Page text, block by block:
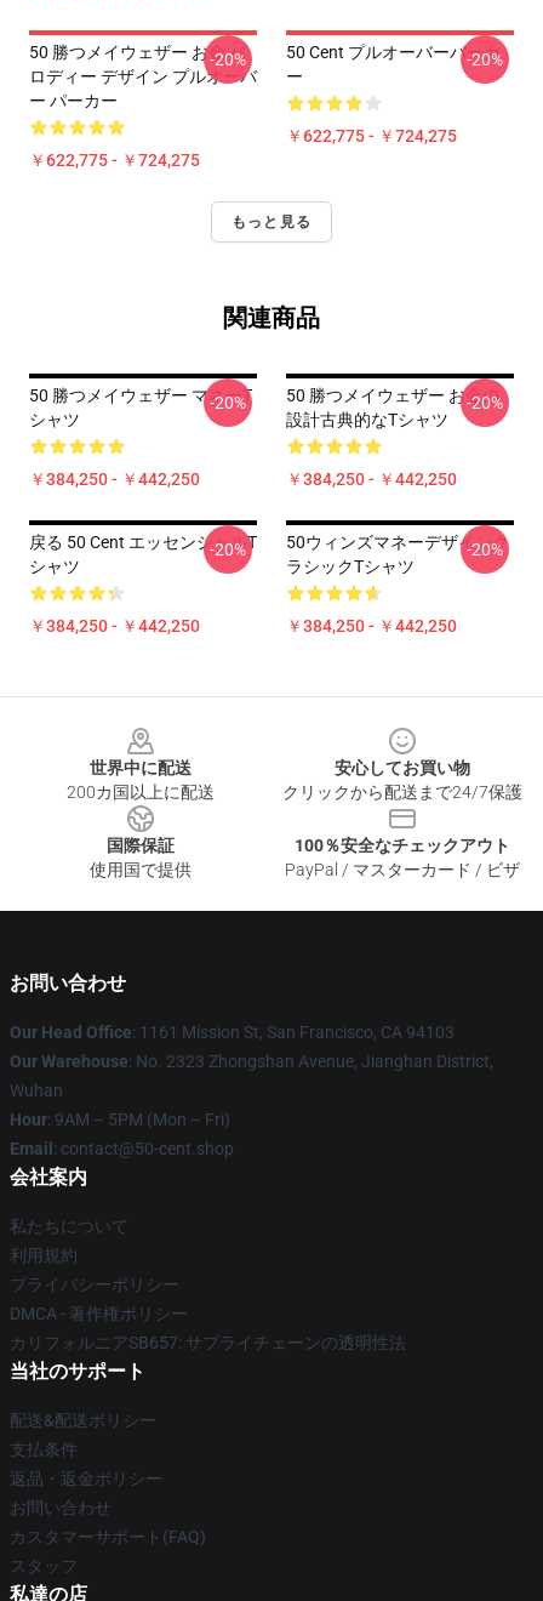
50 勝つメイウェザー お金 パ
ロディー デザイン プルオーバ
ー パーカー
￥622,775 - ￥724,275
-20%
50 Cent プルオーバーパーカ
ー
￥622,775 - ￥724,275
-20%
もっと見る
関連商品
50 勝つメイウェザー マネーT
シャツ
￥384,250 - ￥442,250
-20%
50 勝つメイウェザー お金の
設計古典的なTシャツ
￥384,250 - ￥442,250
-20%
戻る 50 Cent エッセンシャルT
シャツ
￥384,250 - ￥442,250
-20%
50ウィンズマネーデザインク
ラシックTシャツ
￥384,250 - ￥442,250
-20%
世界中に配送
200カ国以上に配送
安心してお買い物
クリックから配送まで24/7保護
国際保証
使用国で提供
100％安全なチェックアウト
PayPal / マスターカード / ビザ
お問い合わせ
Our Head Office: 1161 Mission St, San Francisco, CA 94103
Our Warehouse: No. 2323 Zhongshan Avenue, Jianghan District,
Wuhan
Hour: 9AM – 5PM (Mon – Fri)
Email : contact@50-cent.shop
会社案内
私たちについて
利用規約
プライバシーポリシー
DMCA - 著作権ポリシー
カリフォルニアSB657: サプライチェーンの透明性法
当社のサポート
配送&配送ポリシー
支払条件
返品・返金ポリシー
お問い合わせ
カスタマーサポート(FAQ)
スタッフ
私達の店